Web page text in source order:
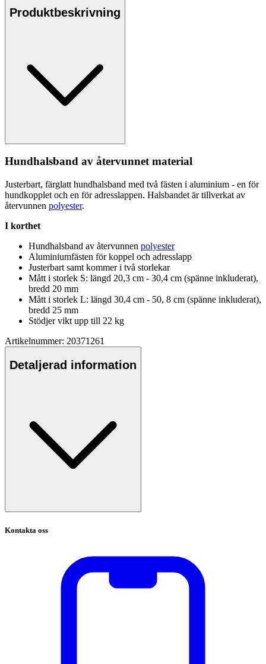
Produktbeskrivning
Hundhalsband av återvunnet material
Justerbart, färglatt hundhalsband med två fästen i aluminium - en för
hundkopplet och en för adresslappen. Halsbandet är tillverkat av
återvunnen polyester.
I korthet
Hundhalsband av återvunnen polyester
Aluminiumfästen för koppel och adresslapp
Justerbart samt kommer i två storlekar
Mått i storlek S: längd 20,3 cm - 30,4 cm (spänne inkluderat),
bredd 20 mm
Mått i storlek L: längd 30,4 cm - 50, 8 cm (spänne inkluderat),
bredd 25 mm
Stödjer vikt upp till 22 kg
Artikelnummer: 20371261
Detaljerad information
Kontakta oss